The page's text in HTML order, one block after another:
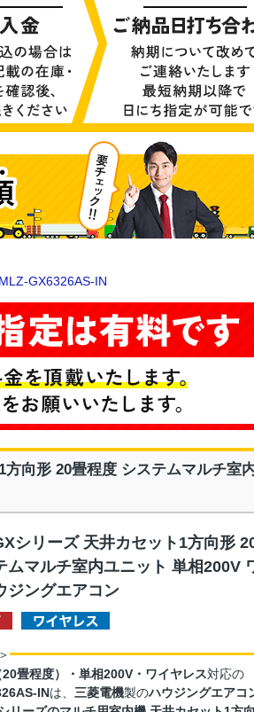
MLZ-GX6326AS-IN
向形 20畳程度 システムマルチ室
シリーズ 天井カセット1方向形
ムマルチ室内ユニット 単相200V
ジングエアコン
畳程度）・単相200V・ワイヤレス対応の
INは、 三菱電機製のハウジングエアコ